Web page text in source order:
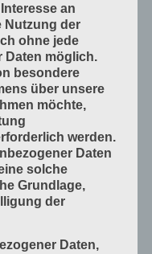
Kunststoffe
herstellen
an
Nutzung der
ohne jede
Daten möglich.
besondere
über unsere
möchte,
werden.
Daten
solche
Grundlage,
der
Daten,